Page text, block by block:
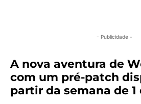
- Publicidade -
A nova aventura de
com um pré-patch
partir da semana de 1